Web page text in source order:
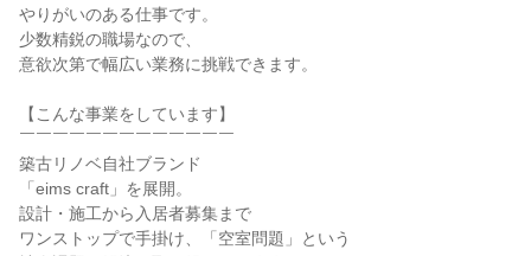
やりがいのある仕事です。
少数精鋭の職場なので、
意欲次第で幅広い業務に挑戦できます。
【こんな事業をしています】
￣￣￣￣￣￣￣￣￣￣￣￣￣
築古リノベ自社ブランド
「eims craft」を展開。
設計・施工から入居者募集まで
ワンストップで手掛け、「空室問題」という